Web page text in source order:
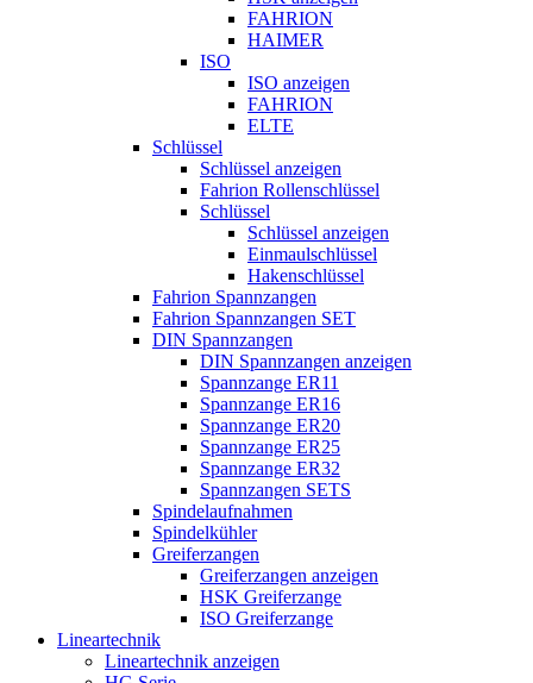
FAHRION
HAIMER
ISO
ISO anzeigen
FAHRION
ELTE
Schlüssel
Schlüssel anzeigen
Fahrion Rollenschlüssel
Schlüssel
Schlüssel anzeigen
Einmaulschlüssel
Hakenschlüssel
Fahrion Spannzangen
Fahrion Spannzangen SET
DIN Spannzangen
DIN Spannzangen anzeigen
Spannzange ER11
Spannzange ER16
Spannzange ER20
Spannzange ER25
Spannzange ER32
Spannzangen SETS
Spindelaufnahmen
Spindelkühler
Greiferzangen
Greiferzangen anzeigen
HSK Greiferzange
ISO Greiferzange
Lineartechnik
Lineartechnik anzeigen